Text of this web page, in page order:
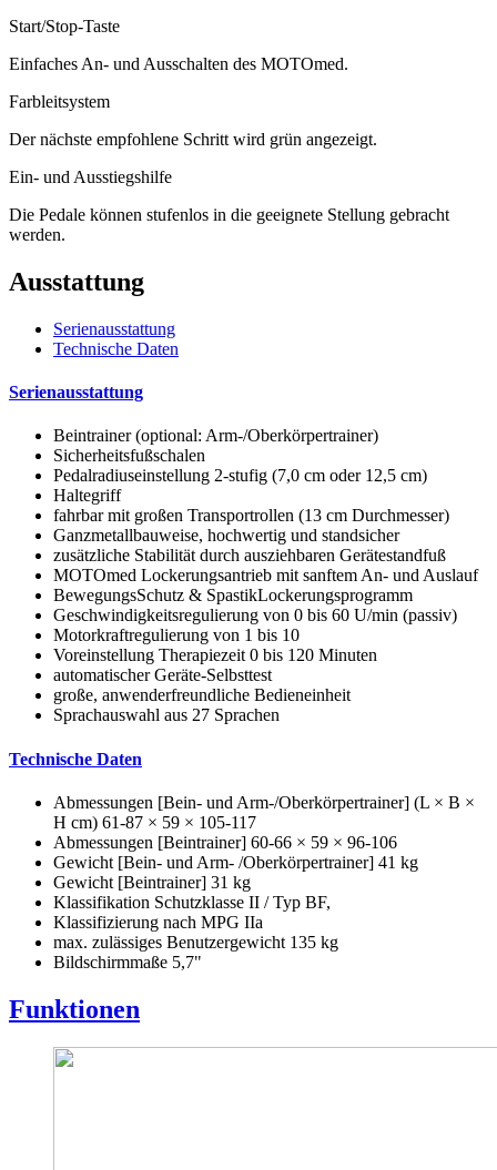
Start/Stop-Taste
Einfaches An- und Ausschalten des MOTOmed.
Farbleitsystem
Der nächste empfohlene Schritt wird grün angezeigt.
Ein- und Ausstiegshilfe
Die Pedale können stufenlos in die geeignete Stellung gebracht
werden.
Ausstattung
Serienausstattung
Technische Daten
Serienausstattung
Beintrainer (optional: Arm-/Oberkörpertrainer)
Sicherheitsfußschalen
Pedalradiuseinstellung 2-stufig (7,0 cm oder 12,5 cm)
Haltegriff
fahrbar mit großen Transportrollen (13 cm Durchmesser)
Ganzmetallbauweise, hochwertig und standsicher
zusätzliche Stabilität durch ausziehbaren Gerätestandfuß
MOTOmed Lockerungsantrieb mit sanftem An- und Auslauf
BewegungsSchutz & SpastikLockerungsprogramm
Geschwindigkeitsregulierung von 0 bis 60 U/min (passiv)
Motorkraftregulierung von 1 bis 10
Voreinstellung Therapiezeit 0 bis 120 Minuten
automatischer Geräte-Selbsttest
große, anwenderfreundliche Bedieneinheit
Sprachauswahl aus 27 Sprachen
Technische Daten
Abmessungen [Bein- und Arm-/Oberkörpertrainer] (L × B ×
H cm) 61-87 × 59 × 105-117
Abmessungen [Beintrainer] 60-66 × 59 × 96-106
Gewicht [Bein- und Arm- /Oberkörpertrainer] 41 kg
Gewicht [Beintrainer] 31 kg
Klassifikation Schutzklasse II / Typ BF,
Klassifizierung nach MPG IIa
max. zulässiges Benutzergewicht 135 kg
Bildschirmmaße 5,7"
Funktionen